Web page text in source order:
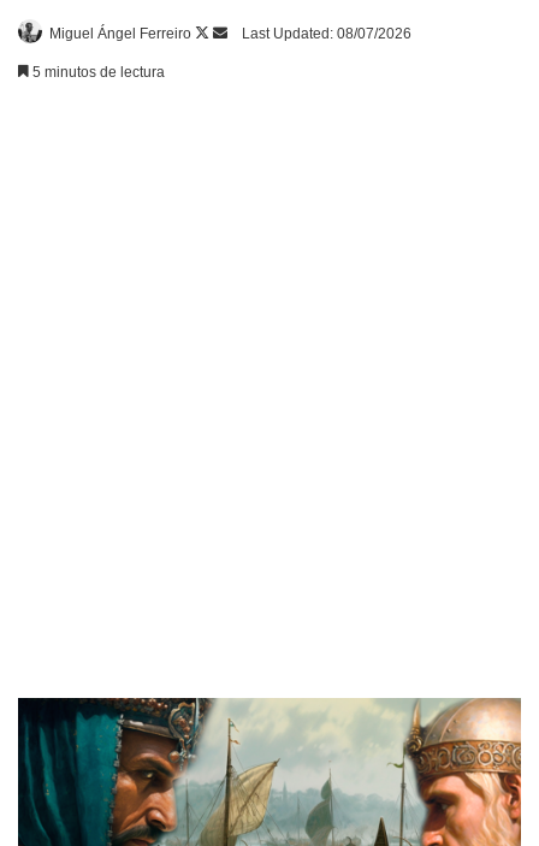
Miguel Ángel Ferreiro
Follow
SendLast Updated: 08/07/2026
5 minutos de lectura